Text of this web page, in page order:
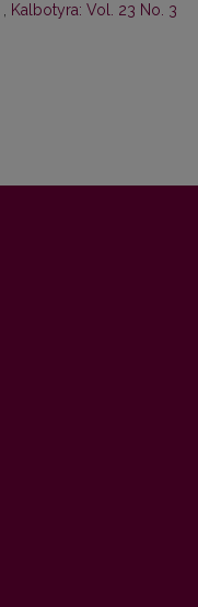
Kalbotyra: Vol. 23 No. 3